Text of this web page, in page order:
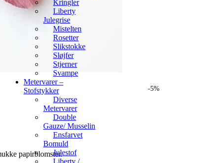
Kringler
Liberty
Julegrise
Mistelten
Rosetter
Slikstokke
Sløjfer
Stjerner
Svampe
Metervarer –
Stofstykker
Diverse
Metervarer
Double
Gauze/ Musselin
Ensfarvet
Bomuld
Julestof
Liberty /
-5%
papirblomster.